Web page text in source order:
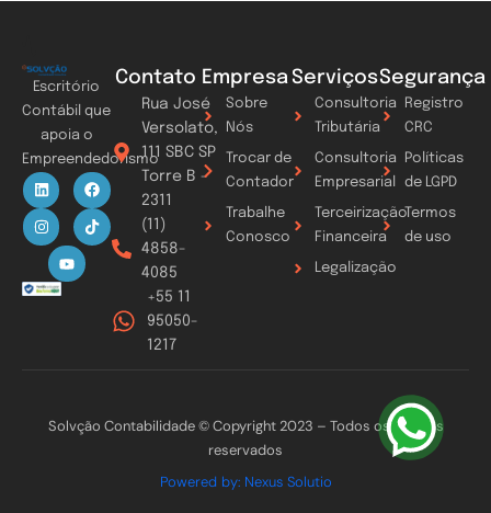
Escritório
Contábil que
apoia o
Empreendedorismo
L
i
n
k
e
d
n
F
a
c
e
b
I
n
s
t
a
a
m
T
i
k
t
o
o
b
e
Contato
Rua José
Versolato,
111 SBC SP
Torre B -
2311
(11)
4858-
4085
+55 11
95050-
1217
Empresa
Sobre
Nós
Trocar de
Contador
Trabalhe
Conosco
Serviços
Consultoria
Tributária
Consultoria
Empresarial
Terceirização
Financeira
Legalização
Segurança
Registro
CRC
Políticas
de LGPD
Termos
de uso
Solvção Contabilidade © Copyright 2023 – Todos os direitos
reservados
Powered by: Nexus Solutio